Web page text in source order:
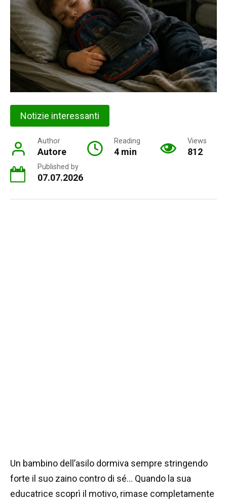
Notizie interessanti
Author
Autore
Reading
4 min
Views
812
Published by
07.07.2026
Un bambino dell’asilo dormiva sempre stringendo
forte il suo zaino contro di sé… Quando la sua
educatrice scoprì il motivo, rimase completamente